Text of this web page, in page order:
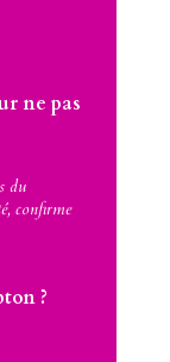
ne pas
du
confirme
?